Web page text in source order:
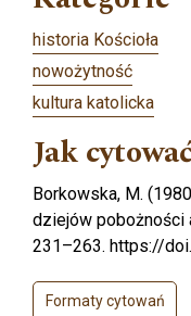
historia Kościoła
nowożytność
kultura katolicka
Jak
Borkowska, M.
dziejów pobożności
231–263. https://
Formaty cytowań